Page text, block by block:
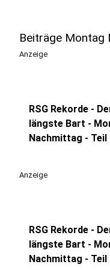
Beiträge Montag
Anzeige
RSG Rekorde -
längste Bart -
Nachmittag - Teil
Anzeige
RSG Rekorde -
längste Bart -
Nachmittag - Teil